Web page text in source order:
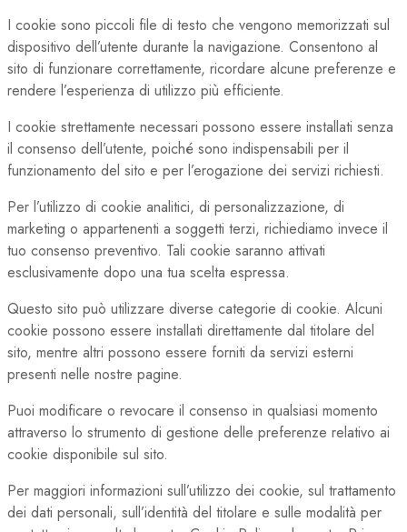
I cookie sono piccoli file di testo che vengono memorizzati sul
dispositivo dell’utente durante la navigazione. Consentono al
sito di funzionare correttamente, ricordare alcune preferenze e
rendere l’esperienza di utilizzo più efficiente.
I cookie strettamente necessari possono essere installati senza
il consenso dell’utente, poiché sono indispensabili per il
funzionamento del sito e per l’erogazione dei servizi richiesti.
Per l’utilizzo di cookie analitici, di personalizzazione, di
marketing o appartenenti a soggetti terzi, richiediamo invece il
tuo consenso preventivo. Tali cookie saranno attivati
esclusivamente dopo una tua scelta espressa.
Questo sito può utilizzare diverse categorie di cookie. Alcuni
cookie possono essere installati direttamente dal titolare del
sito, mentre altri possono essere forniti da servizi esterni
presenti nelle nostre pagine.
Puoi modificare o revocare il consenso in qualsiasi momento
attraverso lo strumento di gestione delle preferenze relativo ai
cookie disponibile sul sito.
Per maggiori informazioni sull’utilizzo dei cookie, sul trattamento
dei dati personali, sull’identità del titolare e sulle modalità per